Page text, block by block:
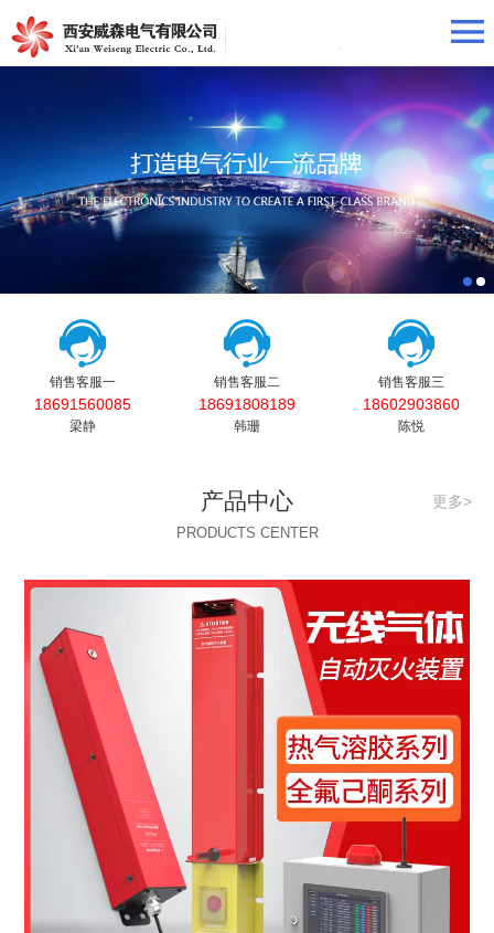
销售客服一
18691560085
梁静
销售客服二
18691808189
韩珊
销售客服三
18602903860
陈悦
产品中心 更多>
PRODUCTS CENTER